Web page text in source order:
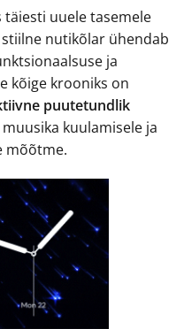
uuele tasemele
stiilne nutikõlar ühendab
ja
kõige krooniks on
puutetundlik
kuulamisele ja
mõõtme.